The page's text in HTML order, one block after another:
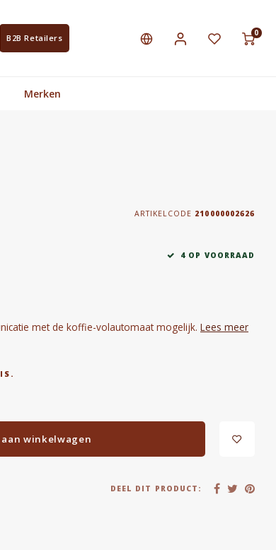
B2B Retailers
0
Merken
ARTIKELCODE 210000002626
4 OP VOORRAAD
met de koffie-volautomaat mogelijk. Lees meer
aan winkelwagen
DEEL DIT PRODUCT: